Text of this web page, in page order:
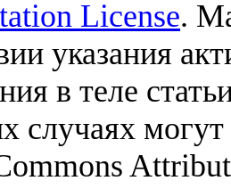
License.
указания
в теле
случаях